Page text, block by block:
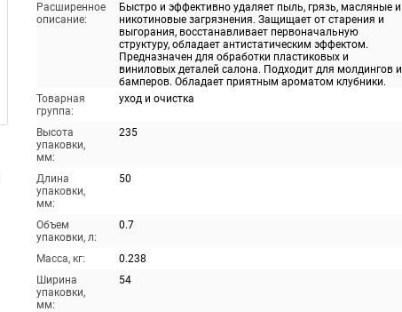
Расширенное
описание:
Быстро и эффективно удаляет пыль, грязь, масляные и
никотиновые загрязнения. Защищает от старения и
выгорания, восстанавливает первоначальную
структуру, обладает антистатическим эффектом.
Предназначен для обработки пластиковых и
виниловых деталей салона. Подходит для молдингов и
бамперов. Обладает приятным ароматом клубники.
Товарная
группа:
уход и очистка
Высота
упаковки,
мм:
235
Длина
упаковки,
мм:
50
Объем
упаковки, л:
0.7
Масса, кг:
0.238
Ширина
упаковки,
мм:
54